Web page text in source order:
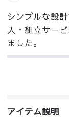
シンプルな設
入・組立サー
ました。
アイテム説明